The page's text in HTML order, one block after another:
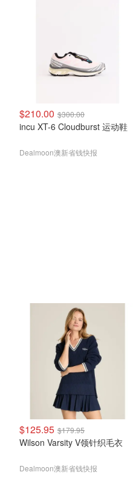
$210.00 $300.00
incu XT-6 Cloudburst 运动鞋
Dealmoon澳新省钱快报
$125.95 $179.95
Wilson Varsity V领针织毛衣
Dealmoon澳新省钱快报